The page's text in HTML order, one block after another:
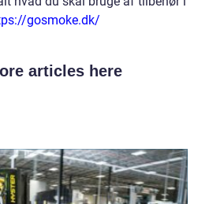
gosmoke.dk/
articles here